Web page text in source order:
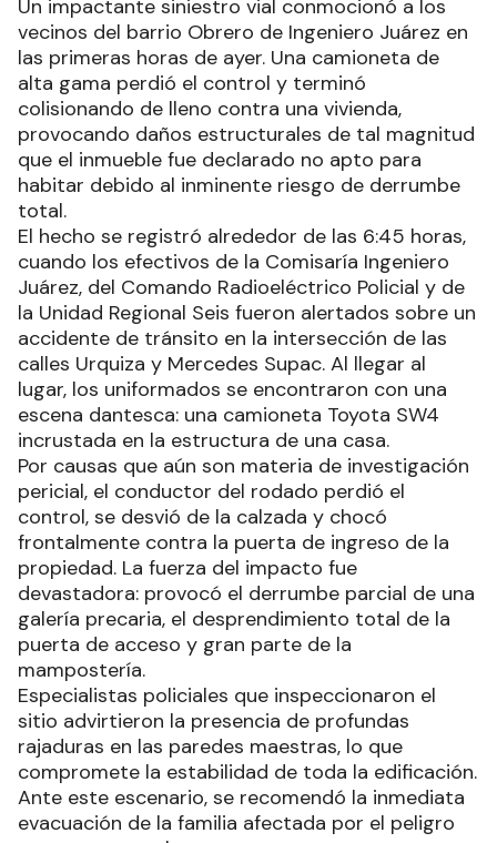
Un impactante siniestro vial conmocionó a los
vecinos del barrio Obrero de Ingeniero Juárez en
las primeras horas de ayer. Una camioneta de
alta gama perdió el control y terminó
colisionando de lleno contra una vivienda,
provocando daños estructurales de tal magnitud
que el inmueble fue declarado no apto para
habitar debido al inminente riesgo de derrumbe
total.
El hecho se registró alrededor de las 6:45 horas,
cuando los efectivos de la Comisaría Ingeniero
Juárez, del Comando Radioeléctrico Policial y de
la Unidad Regional Seis fueron alertados sobre un
accidente de tránsito en la intersección de las
calles Urquiza y Mercedes Supac. Al llegar al
lugar, los uniformados se encontraron con una
escena dantesca: una camioneta Toyota SW4
incrustada en la estructura de una casa.
Por causas que aún son materia de investigación
pericial, el conductor del rodado perdió el
control, se desvió de la calzada y chocó
frontalmente contra la puerta de ingreso de la
propiedad. La fuerza del impacto fue
devastadora: provocó el derrumbe parcial de una
galería precaria, el desprendimiento total de la
puerta de acceso y gran parte de la
mampostería.
Especialistas policiales que inspeccionaron el
sitio advirtieron la presencia de profundas
rajaduras en las paredes maestras, lo que
compromete la estabilidad de toda la edificación.
Ante este escenario, se recomendó la inmediata
evacuación de la familia afectada por el peligro